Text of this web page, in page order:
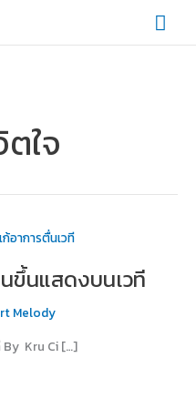
ใจ
ขึ้นแสดงบนเวที
Melody
By Kru Ci […]